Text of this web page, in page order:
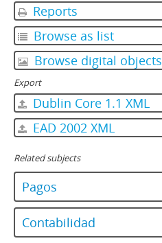
Reports
Browse as list
Browse digital objects
Export
Dublin Core 1.1 XML
EAD 2002 XML
Related subjects
Pagos
Contabilidad